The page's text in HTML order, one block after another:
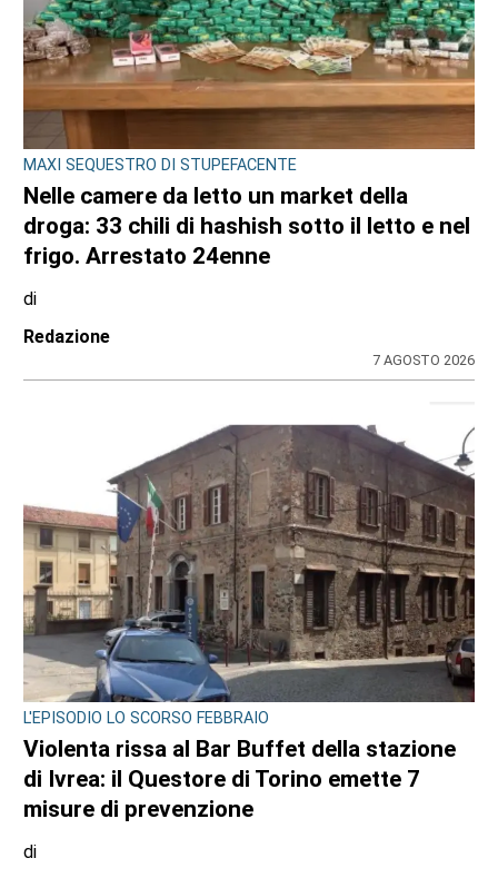
MAXI SEQUESTRO DI STUPEFACENTE
Nelle camere da letto un market della
droga: 33 chili di hashish sotto il letto e nel
frigo. Arrestato 24enne
di
Redazione
7 AGOSTO 2026
L'EPISODIO LO SCORSO FEBBRAIO
Violenta rissa al Bar Buffet della stazione
di Ivrea: il Questore di Torino emette 7
misure di prevenzione
di